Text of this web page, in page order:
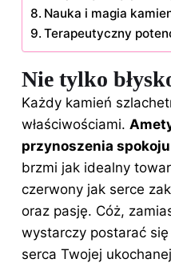
Nauka i magia
Terapeutyczny
Nie tylko
Każdy kamień
właściwościami.
przynoszenia
brzmi jak idealny
czerwony jak serce
oraz pasję. Cóż,
wystarczy postarać
serca Twojej